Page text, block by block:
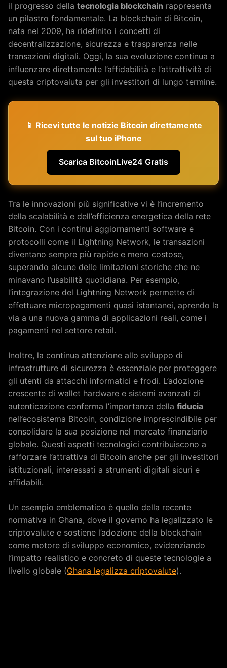
il progresso della tecnologia blockchain rappresenta
un pilastro fondamentale. La blockchain di Bitcoin,
nata nel 2009, ha ridefinito i concetti di
decentralizzazione, sicurezza e trasparenza nelle
transazioni digitali. Oggi, la sua evoluzione continua a
influenzare direttamente l’affidabilità e l’attrattività di
questa criptovaluta per gli investitori di lungo termine.
📱 Ricevi tutte le notizie Bitcoin direttamente
sul tuo iPhone
Scarica BitcoinLive24 Gratis
Tra le innovazioni più significative vi è l’incremento
della scalabilità e dell’efficienza energetica della rete
Bitcoin. Con i continui aggiornamenti software e
protocolli come il Lightning Network, le transazioni
diventano sempre più rapide e meno costose,
superando alcune delle limitazioni storiche che ne
minavano l’usabilità quotidiana. Per esempio,
l’integrazione del Lightning Network permette di
effettuare micropagamenti quasi istantanei, aprendo la
via a una nuova gamma di applicazioni reali, come i
pagamenti nel settore retail.
Inoltre, la continua attenzione allo sviluppo di
infrastrutture di sicurezza è essenziale per proteggere
gli utenti da attacchi informatici e frodi. L’adozione
crescente di wallet hardware e sistemi avanzati di
autenticazione conferma l’importanza della fiducia
nell’ecosistema Bitcoin, condizione imprescindibile per
consolidare la sua posizione nel mercato finanziario
globale. Questi aspetti tecnologici contribuiscono a
rafforzare l’attrattiva di Bitcoin anche per gli investitori
istituzionali, interessati a strumenti digitali sicuri e
affidabili.
Un esempio emblematico è quello della recente
normativa in Ghana, dove il governo ha legalizzato le
criptovalute e sostiene l’adozione della blockchain
come motore di sviluppo economico, evidenziando
l’impatto realistico e concreto di queste tecnologie a
livello globale (Ghana legalizza criptovalute).